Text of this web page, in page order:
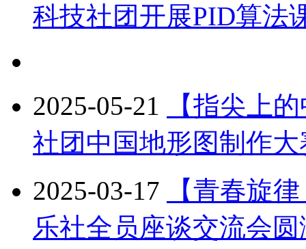
科技社团开展PID算法
2025-05-21
【指尖上
社团中国地形图制作大
2025-03-17
【青春旋
乐社全员座谈交流会